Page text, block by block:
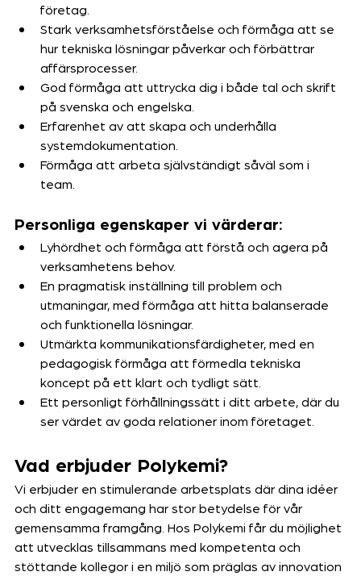
företag.
Stark verksamhetsförståelse och förmåga att se
hur tekniska lösningar påverkar och förbättrar
affärsprocesser.
God förmåga att uttrycka dig i både tal och skrift
på svenska och engelska.
Erfarenhet av att skapa och underhålla
systemdokumentation.
Förmåga att arbeta självständigt såväl som i
team.
Personliga egenskaper vi värderar:
Lyhördhet och förmåga att förstå och agera på
verksamhetens behov.
En pragmatisk inställning till problem och
utmaningar, med förmåga att hitta balanserade
och funktionella lösningar.
Utmärkta kommunikationsfärdigheter, med en
pedagogisk förmåga att förmedla tekniska
koncept på ett klart och tydligt sätt.
Ett personligt förhållningssätt i ditt arbete, där du
ser värdet av goda relationer inom företaget.
Vad erbjuder Polykemi?
Vi erbjuder en stimulerande arbetsplats där dina idéer
och ditt engagemang har stor betydelse för vår
gemensamma framgång. Hos Polykemi får du möjlighet
att utvecklas tillsammans med kompetenta och
stöttande kollegor i en miljö som präglas av innovation